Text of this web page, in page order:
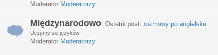
Moderator Moderatorzy
Międzynarodowo Ostatni post: rozmowy po angielsku
Uczymy sie języków
Moderator Moderatorzy